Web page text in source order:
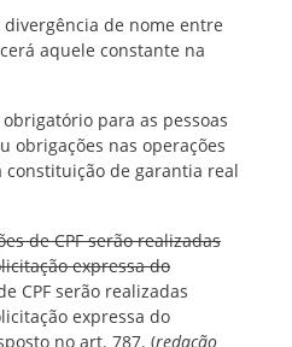
divergência de nome entre
aquele constante na
para as pessoas
obrigações nas operações
de garantia real
de CPF serão realizadas
expressa do
CPF serão realizadas
expressa do
no art. 787. (redação